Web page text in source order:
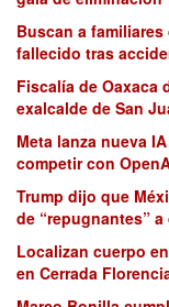
Buscan a
fallecido tras
Fiscalía de Oaxaca
exalcalde de San
Meta lanza nueva
competir con
Trump dijo que
de “repugnantes”
Localizan cuerpo
en Cerrada